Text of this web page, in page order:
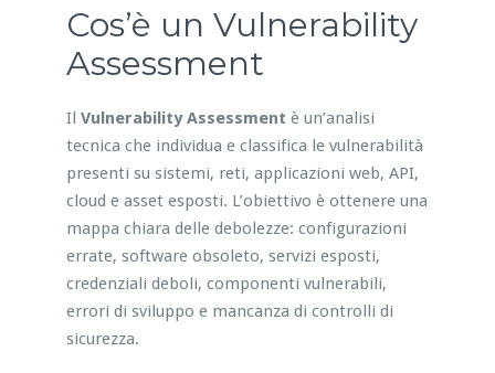
Cos’è un Vulnerability
Assessment
Il Vulnerability Assessment è un’analisi
tecnica che individua e classifica le vulnerabilità
presenti su sistemi, reti, applicazioni web, API,
cloud e asset esposti. L’obiettivo è ottenere una
mappa chiara delle debolezze: configurazioni
errate, software obsoleto, servizi esposti,
credenziali deboli, componenti vulnerabili,
errori di sviluppo e mancanza di controlli di
sicurezza.